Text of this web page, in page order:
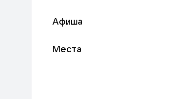
Афиша
Места